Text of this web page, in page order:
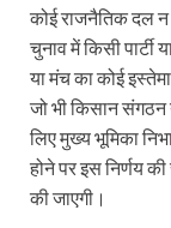
कोई राजनैतिक दल न
चुनाव में किसी पार्टी
या मंच का कोई
जो भी किसान संगठन
लिए मुख्य भूमिका
होने पर इस निर्णय
की जाएगी।